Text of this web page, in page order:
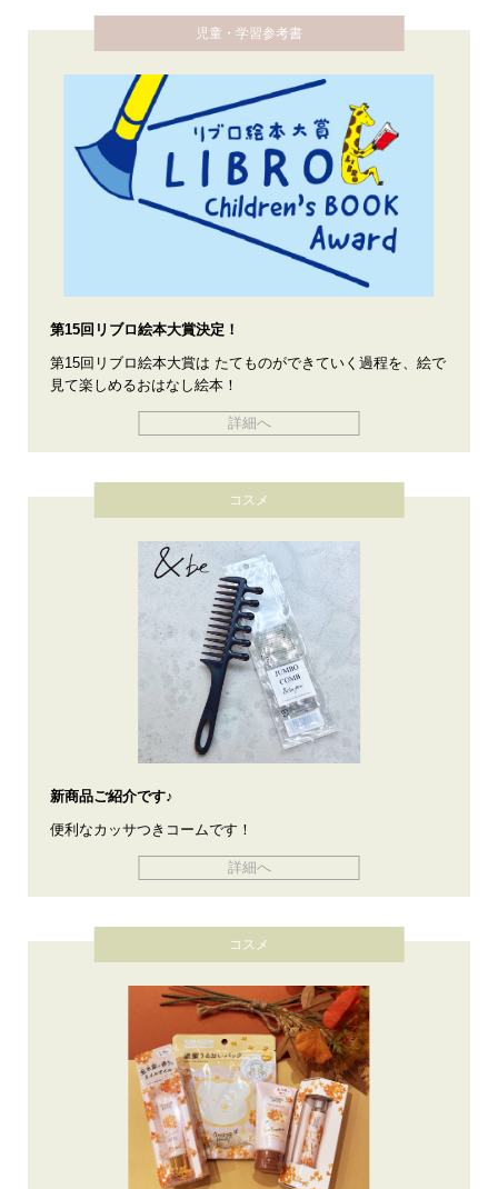
児童・学習参考書
第15回リブロ絵本大賞決定！
第15回リブロ絵本大賞は たてものができていく過程を、絵で
見て楽しめるおはなし絵本！
詳細へ
コスメ
新商品ご紹介です♪
便利なカッサつきコームです！
詳細へ
コスメ